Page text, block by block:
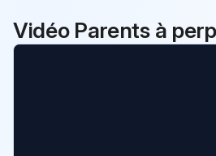
Vidéo Parents à